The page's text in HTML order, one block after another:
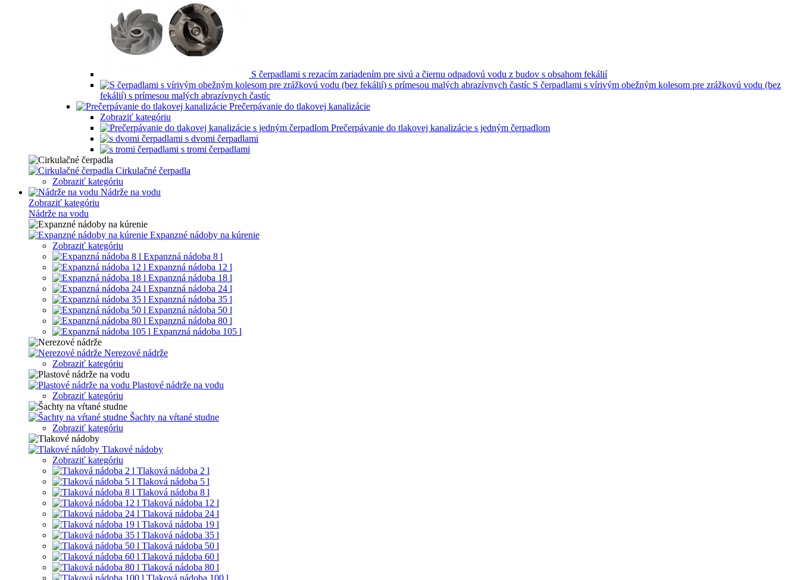
S čerpadlami s rezacím zariadením pre sivú a čiernu odpadovú vodu z budov s obsahom fekálií
S čerpadlami s vírivým obežným kolesom pre zrážkovú vodu (bez
fekálií) s prímesou malých abrazívnych častíc
Prečerpávanie do tlakovej kanalizácie
Zobraziť kategóriu
Prečerpávanie do tlakovej kanalizácie s jedným čerpadlom
s dvomi čerpadlami
s tromi čerpadlami
Cirkulačné čerpadla
Zobraziť kategóriu
Nádrže na vodu
Zobraziť kategóriu
Nádrže na vodu
Expanzné nádoby na kúrenie
Zobraziť kategóriu
Expanzná nádoba 8 l
Expanzná nádoba 12 l
Expanzná nádoba 18 l
Expanzná nádoba 24 l
Expanzná nádoba 35 l
Expanzná nádoba 50 l
Expanzná nádoba 80 l
Expanzná nádoba 105 l
Nerezové nádrže
Zobraziť kategóriu
Plastové nádrže na vodu
Zobraziť kategóriu
Šachty na vŕtané studne
Zobraziť kategóriu
Tlakové nádoby
Zobraziť kategóriu
Tlaková nádoba 2 l
Tlaková nádoba 5 l
Tlaková nádoba 8 l
Tlaková nádoba 12 l
Tlaková nádoba 24 l
Tlaková nádoba 19 l
Tlaková nádoba 35 l
Tlaková nádoba 50 l
Tlaková nádoba 60 l
Tlaková nádoba 80 l
Tlaková nádoba 100 l